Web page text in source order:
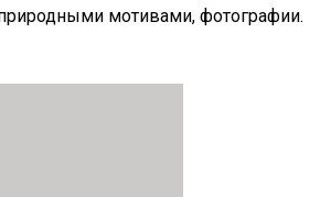
мотивами, фотографии.